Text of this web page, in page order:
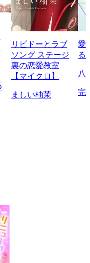
リビドーとラブ
ソング ステージ
裏の恋愛教室
【マイクロ】
ましい柚茉
愛
る
八
完